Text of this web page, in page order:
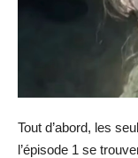
Tout d’abord, les
l’épisode 1 se